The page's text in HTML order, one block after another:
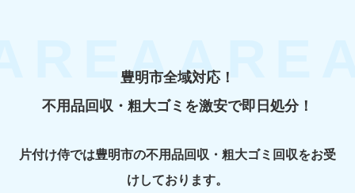
豊明市全域対応！
不用品回収・粗大ゴミを激安で即日処分！
片付け侍では豊明市の不用品回収・粗大ゴミ回収をお受
けしております。